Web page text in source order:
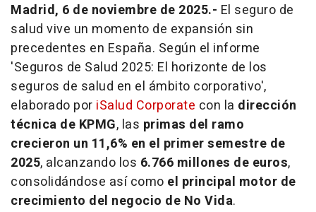
Madrid, 6 de noviembre de 2025.- El seguro de
salud vive un momento de expansión sin
precedentes en España. Según el informe
'Seguros de Salud 2025: El horizonte de los
seguros de salud en el ámbito corporativo',
elaborado por iSalud Corporate con la dirección
técnica de KPMG, las primas del ramo
crecieron un 11,6% en el primer semestre de
2025, alcanzando los 6.766 millones de euros,
consolidándose así como el principal motor de
crecimiento del negocio de No Vida.